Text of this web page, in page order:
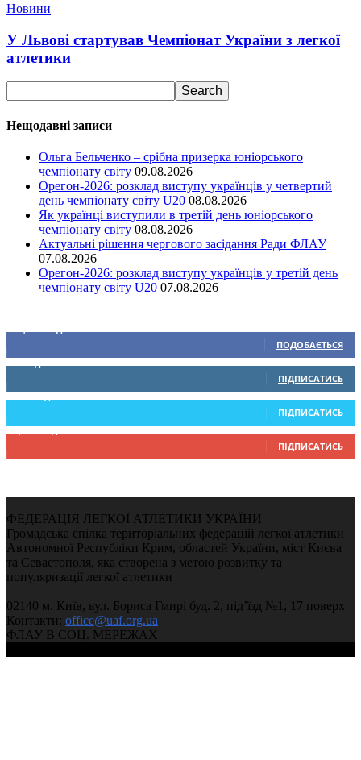
Новини
У Львові стартував Чемпіонат України з легкої
атлетики
Нещодавні записи
Ольга Бельченко – срібна призерка юніорського
чемпіонату світу 09.08.2026
Орегон-2026: розклад виступу українців у четвертий
день чемпіонату світу U20 08.08.2026
Як українці виступили в третій день юніорського
чемпіонату світу 08.08.2026
Актуальні рішення чергового засідання Ради ФЛАУ
07.08.2026
Орегон-2026: розклад виступу українців у третій день
чемпіонату світу U20 07.08.2026
ПОДОБАЄТЬСЯ
0 Підписників
ПІДПИСАТИСЬ
234 Підписників
ПІДПИСАТИСЬ
9,370 Підписників
ПІДПИСАТИСЬ
ФЕДЕРАЦІЯ ЛЕГКОЇ АТЛЕТИКИ УКРАЇНИ
Громадська спілка територіальних федерацій легкої атлетики
Автономної Республіки Крим, областей України, міст Києва
та Севастополя, яка створена з метою розвитку та
популяризації легкої атлетики
02140 м. Київ, вул. Бориса Гмирі буд. 2, під’їзд №1, 17 поверх
Контакти: office@uaf.org.ua
ФЛАУ В СОЦ. МЕРЕЖАХ